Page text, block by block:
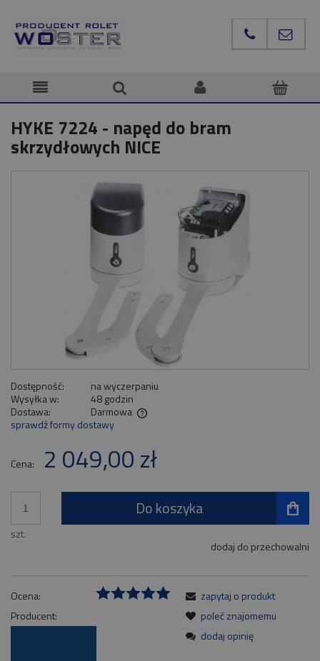
HYKE 7224 - napęd do bram
skrzydłowych NICE
Dostępność:
na wyczerpaniu
Wysyłka w:
48 godzin
Dostawa:
Darmowa
Cena nie zawiera ewentualnych kosztów płatności
sprawdź formy dostawy
Cena: 2 049,00 zł
szt.
Do koszyka
dodaj do przechowalni
Ocena:
Producent:
zapytaj o produkt
poleć znajomemu
dodaj opinię